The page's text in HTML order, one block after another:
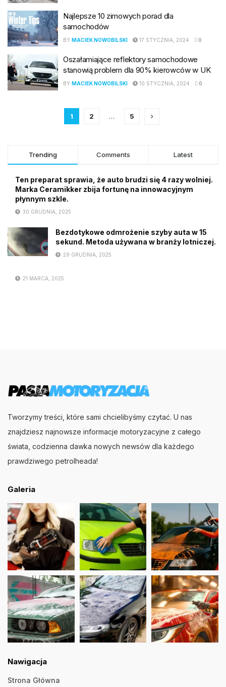
Najlepsze 10 zimowych porad dla
samochodów
BY MACIEK NOWOBILSKI 17 STYCZNIA, 2024 0
Oszałamiające reflektory samochodowe
stanowią problem dla 90% kierowców w UK
BY MACIEK NOWOBILSKI 10 STYCZNIA, 2024 0
1 2 … 5
Trending Comments Latest
Ten preparat sprawia, że auto brudzi się 4 razy wolniej.
Marka Ceramikker zbija fortunę na innowacyjnym
płynnym szkle.
30 GRUDNIA, 2025
Bezdotykowe odmrożenie szyby auta w 15
sekund. Metoda używana w branży lotniczej.
29 GRUDNIA, 2025
21 MARCA, 2025
Tworzymy treści, które sami chcielibyśmy czytać. U nas
znajdziesz najnowsze informacje motoryzacyjne z całego
świata, codzienna dawka nowych newsów dla każdego
prawdziwego petrolheada!
Galeria
Nawigacja
Strona Główna